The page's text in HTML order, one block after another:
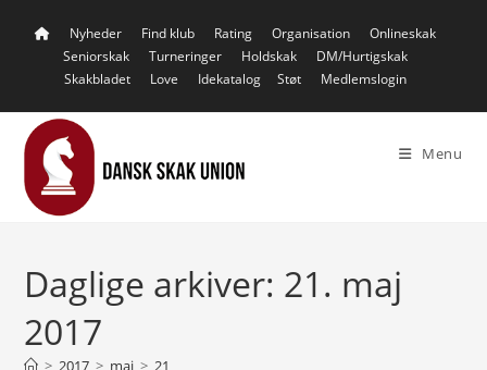
Nyheder Find klub Rating Organisation
Onlineskak
Seniorskak
Turneringer Holdskak
DM/Hurtigskak
Skakbladet
Love Idekatalog Støt Medlemslogin
Menu
Daglige arkiver: 21. maj
2017
> 2017 > maj > 21